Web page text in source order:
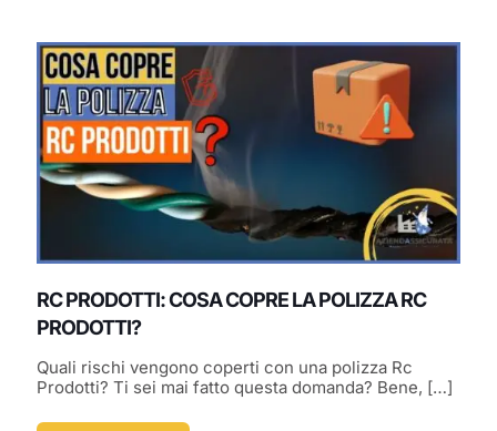
RC PRODOTTI: COSA COPRE LA POLIZZA RC
PRODOTTI?
Quali rischi vengono coperti con una polizza Rc
Prodotti? Ti sei mai fatto questa domanda? Bene, […]